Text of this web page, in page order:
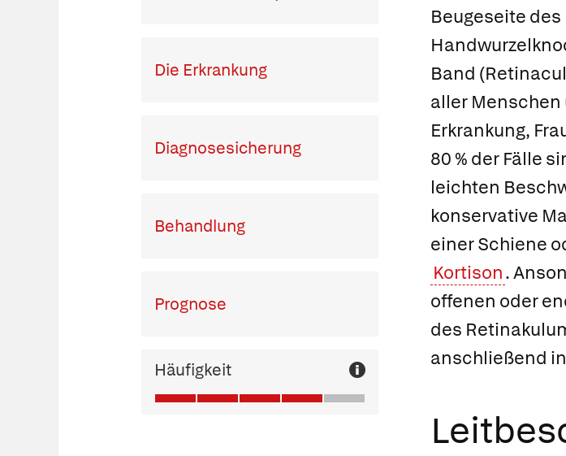
Die Erkrankung
Diagnosesicherung
Behandlung
Prognose
Häufigkeit
Beugeseite
Band
aller Menschen
Erkrankung,
80 % der Fälle
leichten
konservative
einer Schiene
Kortison.
offenen oder
des
anschließend